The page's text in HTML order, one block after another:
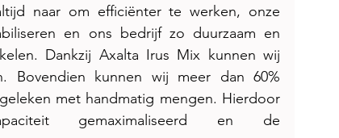
naar om efficiënter te werken, onze
en ons bedrijf zo duurzaam en
Dankzij Axalta Irus Mix kunnen wij
Bovendien kunnen wij meer dan 60%
met handmatig mengen. Hierdoor
gemaximaliseerd en de